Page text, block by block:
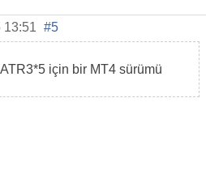
13:51 #5
için bir MT4 sürümü